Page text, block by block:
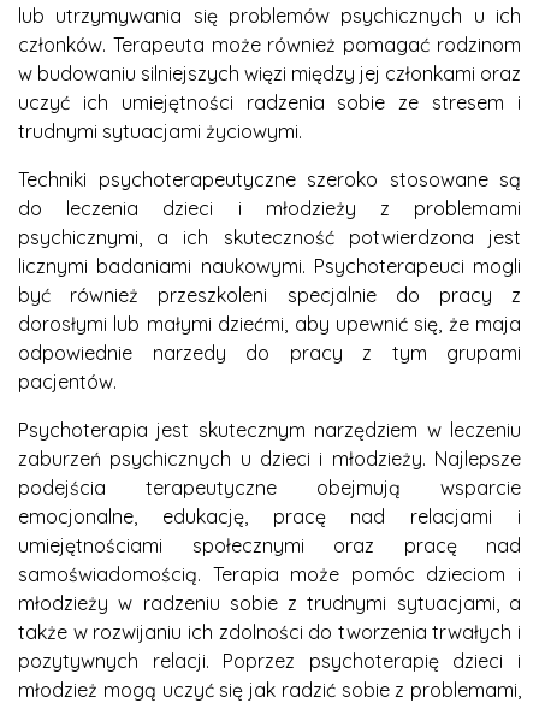
lub utrzymywania się problemów psychicznych u ich
członków. Terapeuta może również pomagać rodzinom
w budowaniu silniejszych więzi między jej członkami oraz
uczyć ich umiejętności radzenia sobie ze stresem i
trudnymi sytuacjami życiowymi.
Techniki psychoterapeutyczne szeroko stosowane są
do leczenia dzieci i młodzieży z problemami
psychicznymi, a ich skuteczność potwierdzona jest
licznymi badaniami naukowymi. Psychoterapeuci mogli
być również przeszkoleni specjalnie do pracy z
dorosłymi lub małymi dziećmi, aby upewnić się, że maja
odpowiednie narzedy do pracy z tym grupami
pacjentów.
Psychoterapia jest skutecznym narzędziem w leczeniu
zaburzeń psychicznych u dzieci i młodzieży. Najlepsze
podejścia terapeutyczne obejmują wsparcie
emocjonalne, edukację, pracę nad relacjami i
umiejętnościami społecznymi oraz pracę nad
samoświadomością. Terapia może pomóc dzieciom i
młodzieży w radzeniu sobie z trudnymi sytuacjami, a
także w rozwijaniu ich zdolności do tworzenia trwałych i
pozytywnych relacji. Poprzez psychoterapię dzieci i
młodzież mogą uczyć się jak radzić sobie z problemami,